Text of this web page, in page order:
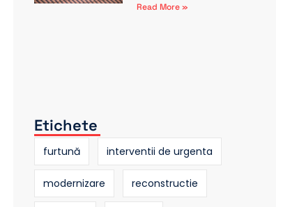
Read More »
Etichete
furtună interventii de urgenta
modernizare reconstructie